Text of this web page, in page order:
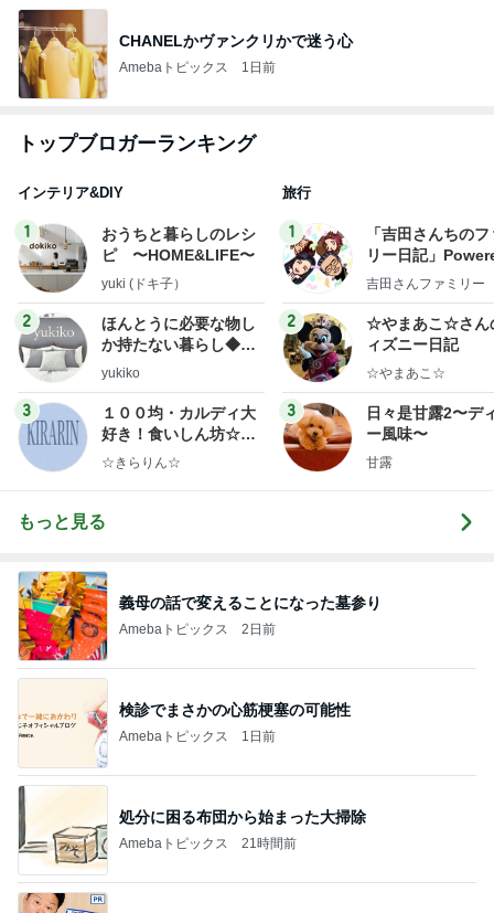
CHANELかヴァンクリかで迷う心
Amebaトピックス 1日前
トップブロガーランキング
インテリア&DIY
1
おうちと暮らしのレシ
ピ 〜HOME&LIFE〜
yuki (ドキ子）
2
ほんとうに必要な物し
か持たない暮らし◆Ke
ep Life Simple◆〜イ
yukiko
3
１００均・カルディ大
好き！食いしん坊☆き
らりん☆のブログ
☆きらりん☆
旅行
1
「吉田さんちの
リー日記」
y Ameba 吉田さ
ログ
吉田さんファミリー
2
☆やまあこ☆さん
ィズニー日記
☆やまあこ☆
3
日々是甘露2〜デ
ー風味〜
甘露
もっと見る
義母の話で変えることになった墓参り
Amebaトピックス 2日前
検診でまさかの心筋梗塞の可能性
Amebaトピックス 1日前
処分に困る布団から始まった大掃除
Amebaトピックス 21時間前